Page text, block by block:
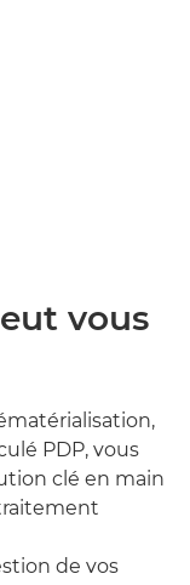
vous
PDP, vous
clé en main
de vos